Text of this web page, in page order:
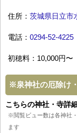
住所： 茨城県日立市
電話： 0294-52-4225
初穂料：10,000円〜
※泉神社の厄除け
こちらの神社・寺詳
※閲覧ビュー数は各神社
ます